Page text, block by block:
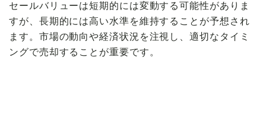
セールバリューは短期的には変動する可能性がありま
すが、長期的には高い水準を維持することが予想され
ます。市場の動向や経済状況を注視し、適切なタイミ
ングで売却することが重要です。